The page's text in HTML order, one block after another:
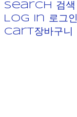
Search
검색
Log In
로그인
Cart장바구니